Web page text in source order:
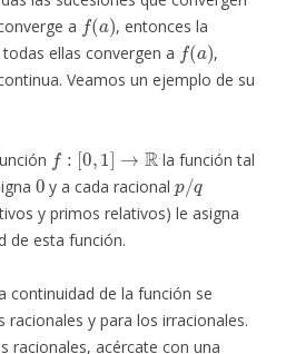
a
f(a)
, entonces la
ellas convergen a
f(a)
,
Veamos un ejemplo de su
: 0,1 →
la función tal
0
y a cada racional
p/q
y primos relativos) le asigna
de esta función.
continuidad de la función se
y para los irracionales.
racionales, acércate con una